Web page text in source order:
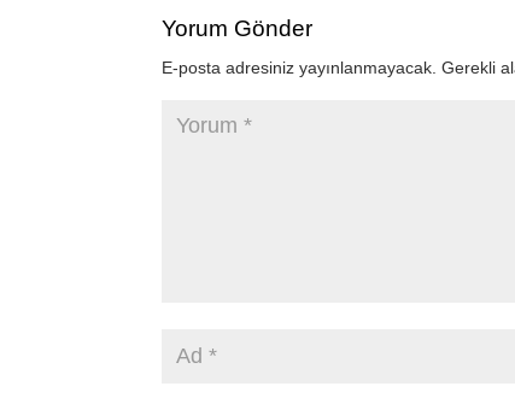
Yorum Gönder
E-posta adresiniz yayınlanmayacak. Gerekli